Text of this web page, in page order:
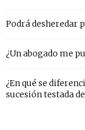
Podrá desheredar
¿Un abogado me
¿En qué se
sucesión testada